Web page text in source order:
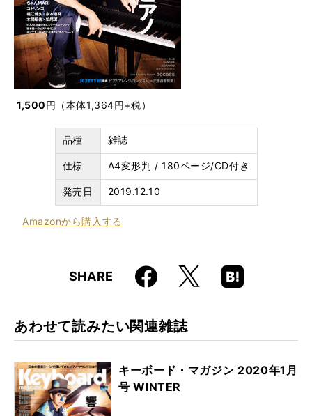
1,500円 （本体1,364円+税）
品種 雑誌
仕様 A4変形判 / 180ページ/CD付き
発売日 2019.12.10
Amazonから購入する
SHARE Faceboo
k
X
Hatena
Boo
あわせて読みたい関連雑誌
キーボード・マガジン 2020年1月
号 WINTER